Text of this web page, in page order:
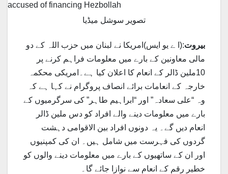
تصویر سوشل میڈیا
بیروت:(ا ے یو ایس)امریکا نے لبنان میں حزب اللہ کے دو
مالی معاونین کے بارے میں معلومات فراہم کرنے پر
10ملین ڈالر کے انعام کا اعلان کیا ہے۔امریکی محکمہ
خارجہ کے انعامات برائے انصاف پروگرام نے کہا ہے کہ
وہ “علی سعادہ” اور “ابراہیم طاہر” کی سرگرمیوں کے
بارے میں معلومات دینے والے افراد کو دس ملین ڈالر
انعام دیں گے۔ یہ دونوں افراد بین الاقوامی دہشت
گردوں کی فہرست میں شامل ہیں۔ ان کی کمپنیوں
اور ان کے ساتھیوں کے بارے میں معلومات دینے والوں کو
خطیر رقم کے انعام سے نوازا جائے گا۔